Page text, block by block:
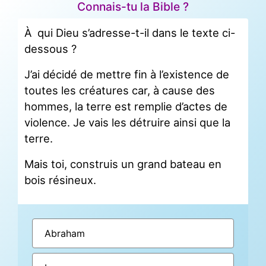
Connais-tu la Bible ?
À qui Dieu s’adresse-t-il dans le texte ci-
dessous ?
J’ai décidé de mettre fin à l’existence de
toutes les créatures car, à cause des
hommes, la terre est remplie d’actes de
violence. Je vais les détruire ainsi que la
terre.
Mais toi, construis un grand bateau en
bois résineux.
Abraham